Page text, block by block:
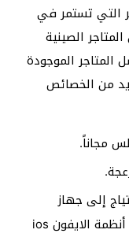
التي تستمر في
الصينية
المتاجر الموجودة
من الخصائص
مجاناً.
إلى جهاز
كمبيوتر حيث أنه متوافق مع جميع أنظمة الايفون ios